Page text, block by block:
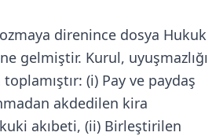
direnince dosya Hukuk
gelmiştir. Kurul, uyuşmazlığı
(i) Pay ve paydaş
akdedilen kira
akıbeti, (ii) Birleştirilen